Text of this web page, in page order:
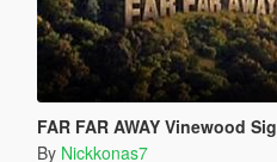
FAR FAR AWAY Vinewood
By Nickkonas7